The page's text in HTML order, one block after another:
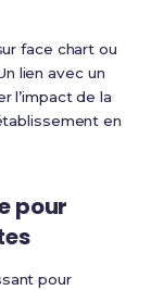
face chart ou
lien avec un
l’impact de la
en
pour
pour